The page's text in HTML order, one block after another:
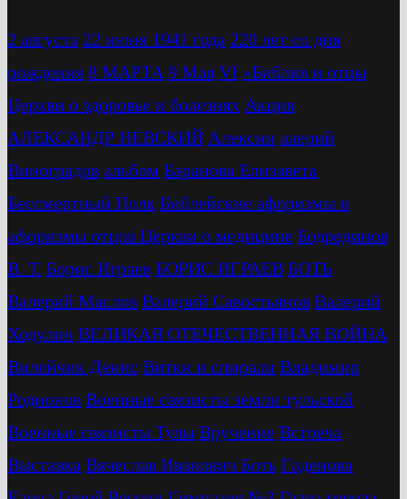
2 августа 22 июня 1941 года 220 лет со дня
рождения 8 МАРТА 9 Мая Vf »Библия и отцы
Церкви о здоровье и болезнях Акция
АЛЕКСАНДР НЕВСКИЙ Алексин алерий
Виноградов альбом Баранова Елизавета
Бессмертный Полк Библейские афоризмы и
афоризмы отцов Церкви о медицине Бодрединов
В. Т. Бориc Играев БОРИС ИГРАЕВ БОТЬ
Валерий Маслов Валерий Савостьянов Валерий
Ходулин ВЕЛИКАЯ ОТЕЧЕСТВЕННАЯ ВОЙНА
Вилейчик Денис Витки и спирали Владимир
Родионов Военные связисты земли тульской
Военные связисты Тулы Вручение Встреча
Выставка Вячеслав Иванович Боть Гаденова